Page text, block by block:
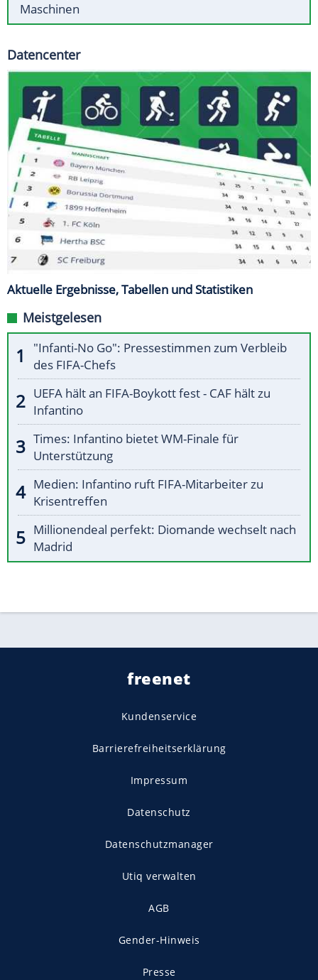
Maschinen
Datencenter
Aktuelle Ergebnisse, Tabellen und Statistiken
Meistgelesen
"Infanti-No Go": Pressestimmen zum Verbleib
des FIFA-Chefs
UEFA hält an FIFA-Boykott fest - CAF hält zu
Infantino
Times: Infantino bietet WM-Finale für
Unterstützung
Medien: Infantino ruft FIFA-Mitarbeiter zu
Krisentreffen
Millionendeal perfekt: Diomande wechselt nach
Madrid
freenet
Kundenservice
Barrierefreiheitserklärung
Impressum
Datenschutz
Datenschutzmanager
Utiq verwalten
AGB
Gender-Hinweis
Presse